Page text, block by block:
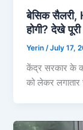
बेसिक सैलरी,
होगी? देखे
Yerin/July 17,
केंद्र सरकार के
को लेकर लगातार